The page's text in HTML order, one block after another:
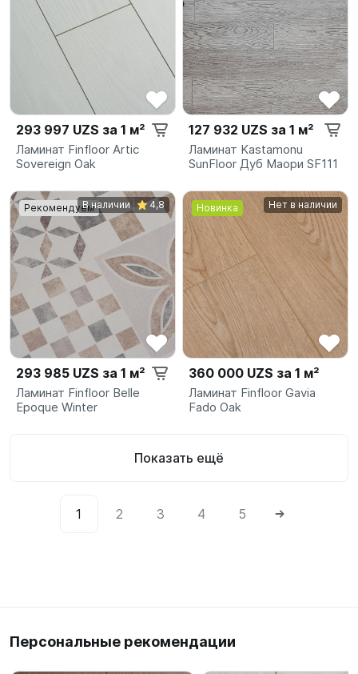
293 997 UZS за 1 м²
Ламинат Finfloor Artic
Sovereign Oak
127 932 UZS за 1 м²
Ламинат Kastamonu
SunFloor Дуб Маори SF111
РекомендуемВ наличии 4,8
293 985 UZS за 1 м²
Ламинат Finfloor Belle
Epoque Winter
Новинка Нет в наличии
360 000 UZS за 1 м²
Ламинат Finfloor Gavia
Fado Oak
Показать ещё
1 2 3 4 5
Персональные рекомендации